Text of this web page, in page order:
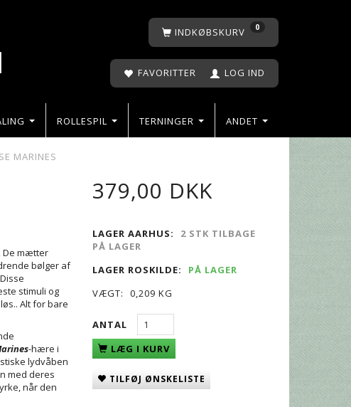
INDKØBSKURV 0
FAVORITTER LOG IND
ROLLESPIL TERNINGER ANDET
MARINES
De mætter
bølger af
stimuli og
Alt for bare
-hære i
lydvåben
med deres
når den
379,00 DKK
LAGER AARHUS:
2 STK TILBAGE
PÅ LAGER
LAGER ROSKILDE:
PÅ LAGER
VÆGT:
0,209 KG
ANTAL
LÆG I KURV
TILFØJ ØNSKELISTE